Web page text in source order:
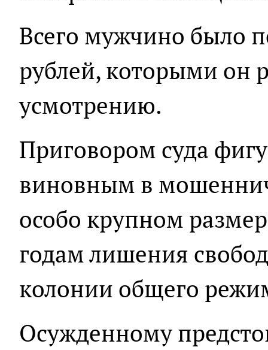
Всего мужчино было
рублей, которыми он
усмотрению.
Приговором суда
виновным в
особо крупном
годам лишения
колонии общего
Осужденному